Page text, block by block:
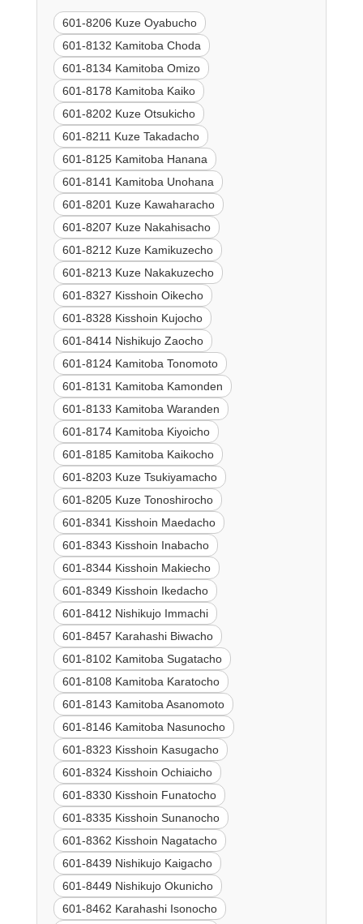
601-8206 Kuze Oyabucho
601-8132 Kamitoba Choda
601-8134 Kamitoba Omizo
601-8178 Kamitoba Kaiko
601-8202 Kuze Otsukicho
601-8211 Kuze Takadacho
601-8125 Kamitoba Hanana
601-8141 Kamitoba Unohana
601-8201 Kuze Kawaharacho
601-8207 Kuze Nakahisacho
601-8212 Kuze Kamikuzecho
601-8213 Kuze Nakakuzecho
601-8327 Kisshoin Oikecho
601-8328 Kisshoin Kujocho
601-8414 Nishikujo Zaocho
601-8124 Kamitoba Tonomoto
601-8131 Kamitoba Kamonden
601-8133 Kamitoba Waranden
601-8174 Kamitoba Kiyoicho
601-8185 Kamitoba Kaikocho
601-8203 Kuze Tsukiyamacho
601-8205 Kuze Tonoshirocho
601-8341 Kisshoin Maedacho
601-8343 Kisshoin Inabacho
601-8344 Kisshoin Makiecho
601-8349 Kisshoin Ikedacho
601-8412 Nishikujo Immachi
601-8457 Karahashi Biwacho
601-8102 Kamitoba Sugatacho
601-8108 Kamitoba Karatocho
601-8143 Kamitoba Asanomoto
601-8146 Kamitoba Nasunocho
601-8323 Kisshoin Kasugacho
601-8324 Kisshoin Ochiaicho
601-8330 Kisshoin Funatocho
601-8335 Kisshoin Sunanocho
601-8362 Kisshoin Nagatacho
601-8439 Nishikujo Kaigacho
601-8449 Nishikujo Okunicho
601-8462 Karahashi Isonocho